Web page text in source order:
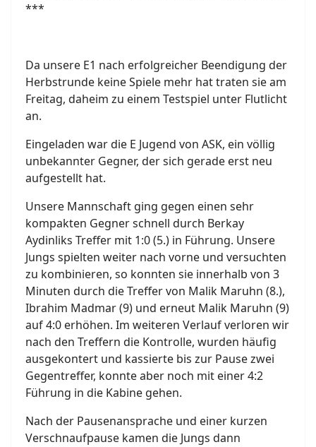
***
Da unsere E1 nach erfolgreicher Beendigung der
Herbstrunde keine Spiele mehr hat traten sie am
Freitag, daheim zu einem Testspiel unter Flutlicht
an.
Eingeladen war die E Jugend von ASK, ein völlig
unbekannter Gegner, der sich gerade erst neu
aufgestellt hat.
Unsere Mannschaft ging gegen einen sehr
kompakten Gegner schnell durch Berkay
Aydinliks Treffer mit 1:0 (5.) in Führung. Unsere
Jungs spielten weiter nach vorne und versuchten
zu kombinieren, so konnten sie innerhalb von 3
Minuten durch die Treffer von Malik Maruhn (8.),
Ibrahim Madmar (9) und erneut Malik Maruhn (9)
auf 4:0 erhöhen. Im weiteren Verlauf verloren wir
nach den Treffern die Kontrolle, wurden häufig
ausgekontert und kassierte bis zur Pause zwei
Gegentreffer, konnte aber noch mit einer 4:2
Führung in die Kabine gehen.
Nach der Pausenansprache und einer kurzen
Verschnaufpause kamen die Jungs dann